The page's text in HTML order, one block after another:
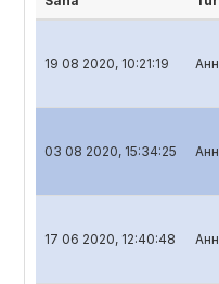
19 08 2020, 10:21:19
03 08 2020, 15:34:25
17 06 2020, 12:40:48